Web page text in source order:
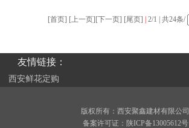
[首页] [上一页][下一页] [尾页] | 2/1 | 共24条/
友情链接：
西安鲜花定购
版权所有：西安聚鑫建材有限公司
备案许可证： 陕ICP备13005612号